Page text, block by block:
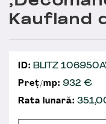
Kaufland
ID: BLITZ
Preț/mp: 932 €
Rata lunară: